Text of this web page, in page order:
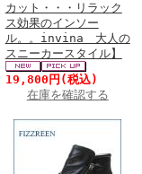
カット・・・リラック
ス効果のインソー
ル。。invina 大人の
スニーカースタイル】
19,800円 (税込)
在庫を確認する